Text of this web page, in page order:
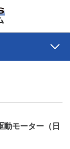
動モーター（日